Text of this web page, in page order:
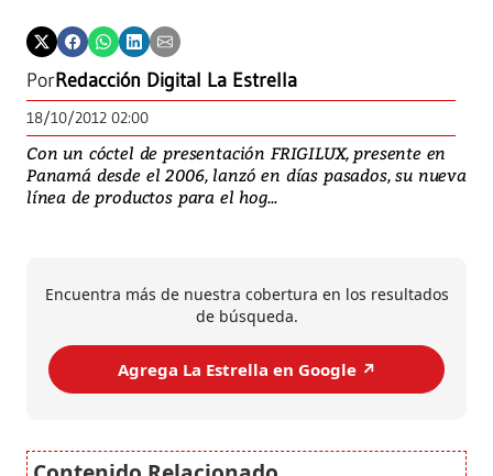
PorRedacción Digital La Estrella
18/10/2012 02:00
Con un cóctel de presentación FRIGILUX, presente en
Panamá desde el 2006, lanzó en días pasados, su nueva
línea de productos para el hog...
Encuentra más de nuestra cobertura en los resultados
de búsqueda.
Agrega La Estrella en Google ↗️